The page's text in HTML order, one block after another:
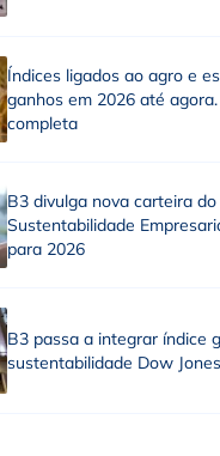
Índices ligados ao agro e
ganhos em 2026 até
completa
B3 divulga nova carteira
Sustentabilidade
para 2026
B3 passa a integrar índice
sustentabilidade Dow